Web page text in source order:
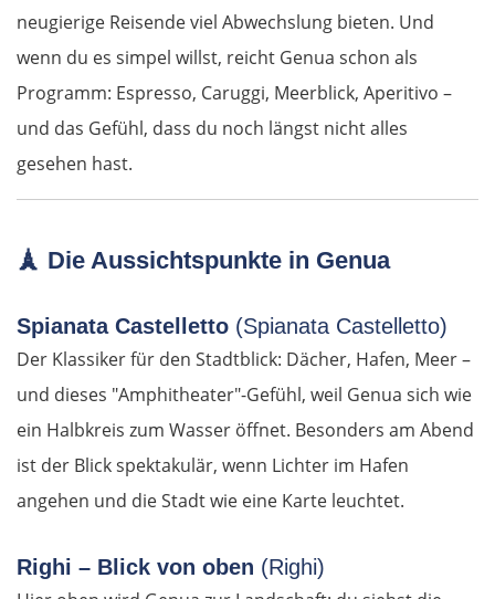
neugierige Reisende viel Abwechslung bieten. Und
wenn du es simpel willst, reicht Genua schon als
Programm: Espresso, Caruggi, Meerblick, Aperitivo –
und das Gefühl, dass du noch längst nicht alles
gesehen hast.
🗼 Die Aussichtspunkte in Genua
Spianata Castelletto (Spianata Castelletto)
Der Klassiker für den Stadtblick: Dächer, Hafen, Meer –
und dieses "Amphitheater"-Gefühl, weil Genua sich wie
ein Halbkreis zum Wasser öffnet. Besonders am Abend
ist der Blick spektakulär, wenn Lichter im Hafen
angehen und die Stadt wie eine Karte leuchtet.
Righi – Blick von oben (Righi)
Amstetten
St. Pölten
Wien
Slowakei
Bratislava
Nitra
Nové Zámky
Ungarn Nord